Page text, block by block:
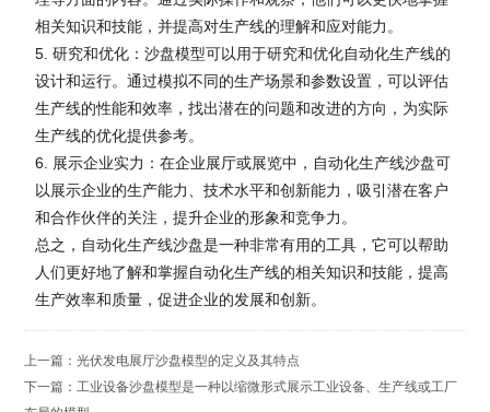
相关知识和技能，并提高对生产线的理解和应对能力。
5. 研究和优化：沙盘模型可以用于研究和优化自动化生产线的
设计和运行。通过模拟不同的生产场景和参数设置，可以评估
生产线的性能和效率，找出潜在的问题和改进的方向，为实际
生产线的优化提供参考。
6. 展示企业实力：在企业展厅或展览中，自动化生产线沙盘可
以展示企业的生产能力、技术水平和创新能力，吸引潜在客户
和合作伙伴的关注，提升企业的形象和竞争力。
总之，自动化生产线沙盘是一种非常有用的工具，它可以帮助
人们更好地了解和掌握自动化生产线的相关知识和技能，提高
生产效率和质量，促进企业的发展和创新。
上一篇：光伏发电展厅沙盘模型的定义及其特点
下一篇：工业设备沙盘模型是一种以缩微形式展示工业设备、生产线或工厂